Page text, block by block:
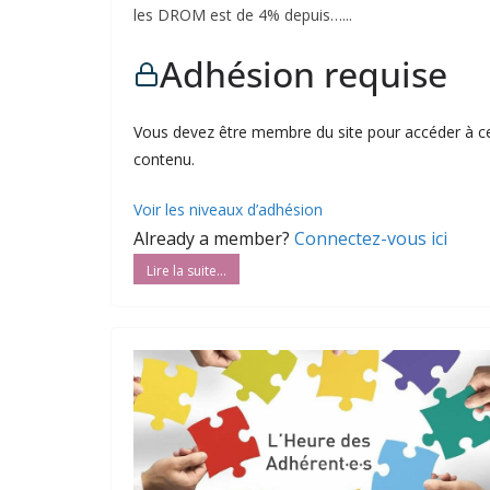
les DROM est de 4% depuis…...
Adhésion requise
Vous devez être membre du site pour accéder à
contenu.
Voir les niveaux d’adhésion
Already a member? Connectez-vous ici